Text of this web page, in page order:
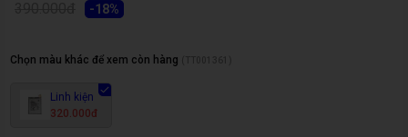
-18%
Chọn màu khác để xem còn hàng
Linh kiện
320.000đ